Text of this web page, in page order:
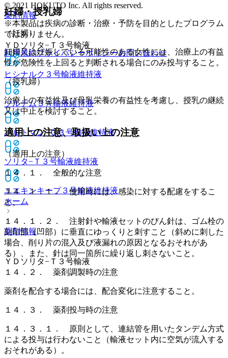
薬剤情報
ＹＤソリタ−Ｔ３号輸液
ヒシナルク３号輸液維持液
ソルデム３Ａ輸液維持液
ハルトマン−Ｇ３号輸液維持液
ソリタ−Ｔ３号輸液維持液
ユエキンキープ３号輸液維持液
ホーム
薬剤情報
ＹＤソリタ−Ｔ３号輸液
妊婦・授乳婦
（妊婦）
妊婦又は妊娠している可能性のある女性には、治療上の有益
性が危険性を上回ると判断される場合にのみ投与すること。
（授乳婦）
治療上の有益性及び母乳栄養の有益性を考慮し、授乳の継続
又は中止を検討すること。
適用上の注意、取扱い上の注意
（適用上の注意）
１４．１． 全般的な注意
１４．１．１． 使用時には、感染に対する配慮をするこ
と。
１４．１．２． 注射針や輸液セットのびん針は、ゴム栓の
刻印部（凹部）に垂直にゆっくりと刺すこと（斜めに刺した
場合、削り片の混入及び液漏れの原因となるおそれがあ
る）、また、針は同一箇所に繰り返し刺さないこと。
１４．２． 薬剤調製時の注意
薬剤を配合する場合には、配合変化に注意すること。
１４．３． 薬剤投与時の注意
１４．３．１． 原則として、連結管を用いたタンデム方式
による投与は行わないこと（輸液セット内に空気が流入する
おそれがある）。
© 2021 HOKUTO Inc. All rights reserved.
※本製品は疾病の診断・治療・予防を目的としたプログラム
ではありません。
利用規約プライバシーポリシーお問い合わせ